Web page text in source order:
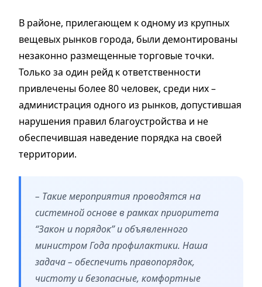
В районе, прилегающем к одному из крупных
вещевых рынков города, были демонтированы
незаконно размещeнные торговые точки.
Только за один рейд к ответственности
привлечены более 80 человек, среди них –
администрация одного из рынков, допустившая
нарушения правил благоустройства и не
обеспечившая наведение порядка на своей
территории.
– Такие мероприятия проводятся на
системной основе в рамках приоритета
“Закон и порядок” и объявленного
министром Года профилактики. Наша
задача – обеспечить правопорядок,
чистоту и безопасные, комфортные